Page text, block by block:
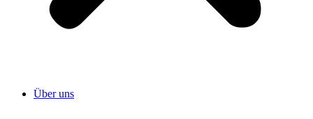
Über uns